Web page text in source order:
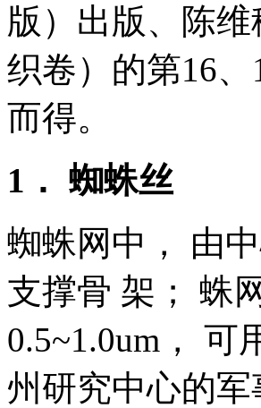
版）出版、陈
织卷）的第16
而得。
1． 蜘蛛丝
蜘蛛网中， 由
支撑骨 架； 蛛
0.5~1.0um，
州研究中心的